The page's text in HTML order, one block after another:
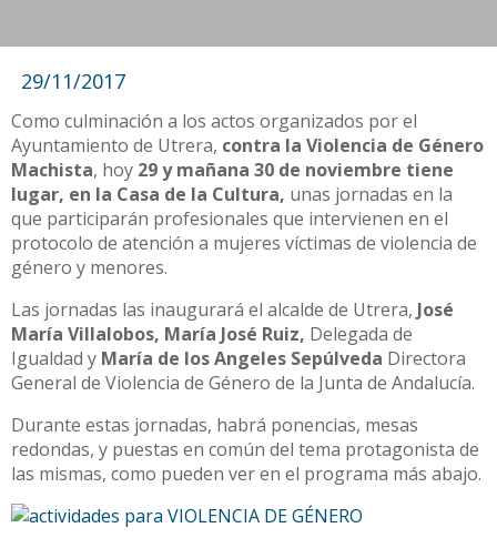
29/11/2017
Como culminación a los actos organizados por el
Ayuntamiento de Utrera, contra la Violencia de Género
Machista, hoy 29 y mañana 30 de noviembre tiene
lugar, en la Casa de la Cultura, unas jornadas en la
que participarán profesionales que intervienen en el
protocolo de atención a mujeres víctimas de violencia de
género y menores.
Las jornadas las inaugurará el alcalde de Utrera, José
María Villalobos, María José Ruiz, Delegada de
Igualdad y María de los Angeles Sepúlveda Directora
General de Violencia de Género de la Junta de Andalucía.
Durante estas jornadas, habrá ponencias, mesas
redondas, y puestas en común del tema protagonista de
las mismas, como pueden ver en el programa más abajo.